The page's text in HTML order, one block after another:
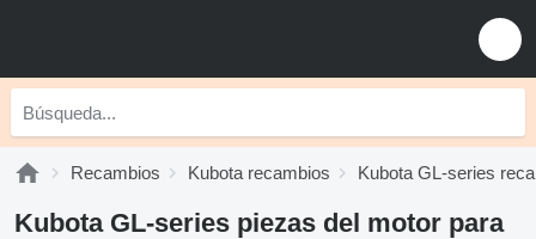
Recambios Kubota recambios Kubota GL-series
Kubota GL-series piezas del motor para